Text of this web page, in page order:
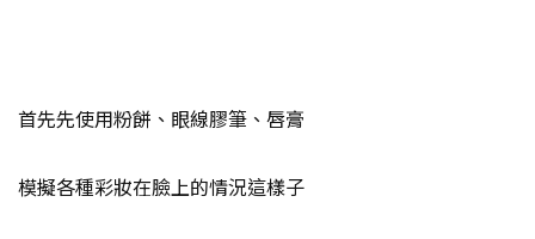
首先先使用粉餅、眼線膠筆、唇膏
模擬各種彩妝在臉上的情況這樣子